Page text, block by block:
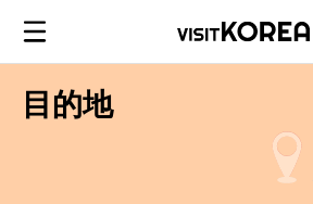
目的地